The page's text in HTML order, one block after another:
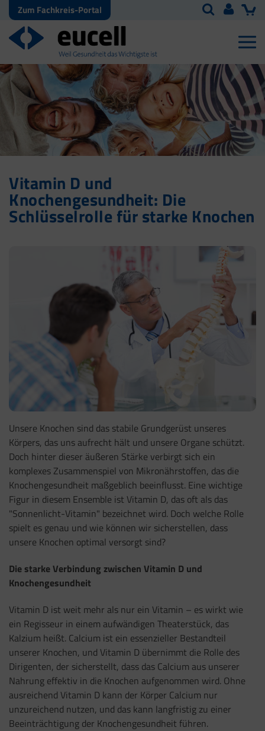
Zum Fachkreis-Portal
Vitamin D und
Knochengesundheit: Die
Schlüsselrolle für starke Knochen
Unsere Knochen sind das stabile Grundgerüst unseres
Körpers, das uns aufrecht hält und unsere Organe schützt.
Doch hinter dieser äußeren Stärke verbirgt sich ein
komplexes Zusammenspiel von Mikronährstoffen, das die
Knochengesundheit maßgeblich beeinflusst. Eine wichtige
Figur in diesem Ensemble ist Vitamin D, das oft als das
"Sonnenlicht-Vitamin" bezeichnet wird. Doch welche Rolle
spielt es genau und wie können wir sicherstellen, dass
unsere Knochen optimal versorgt sind?
Die starke Verbindung zwischen Vitamin D und
Knochengesundheit
Vitamin D ist weit mehr als nur ein Vitamin – es wirkt wie
ein Regisseur in einem aufwändigen Theaterstück, das
Kalzium heißt. Calcium ist ein essenzieller Bestandteil
unserer Knochen, und Vitamin D übernimmt die Rolle des
Dirigenten, der sicherstellt, dass das Calcium aus unserer
Nahrung effektiv in die Knochen aufgenommen wird. Ohne
ausreichend Vitamin D kann der Körper Calcium nur
unzureichend nutzen, und das kann langfristig zu einer
Beeinträchtigung der Knochengesundheit führen.